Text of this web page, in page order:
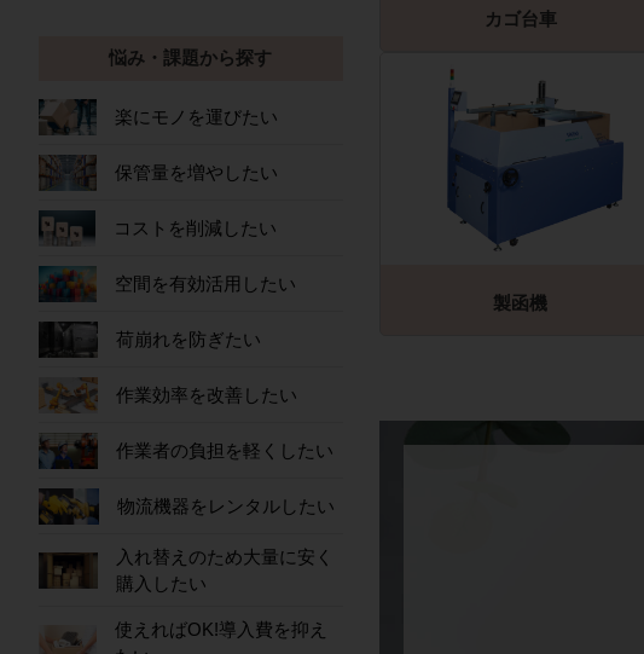
カゴ台車
製函機
悩み・課題から探す
楽にモノを運びたい
保管量を増やしたい
コストを削減したい
空間を有効活用したい
荷崩れを防ぎたい
作業効率を改善したい
作業者の負担を軽くしたい
物流機器をレンタルしたい
入れ替えのため大量に安く
購入したい
使えればOK!導入費を抑え